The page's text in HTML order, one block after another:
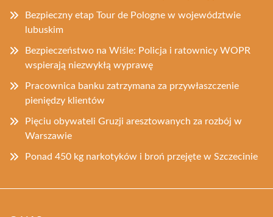
Bezpieczny etap Tour de Pologne w województwie
lubuskim
Bezpieczeństwo na Wiśle: Policja i ratownicy WOPR
wspierają niezwykłą wyprawę
Pracownica banku zatrzymana za przywłaszczenie
pieniędzy klientów
Pięciu obywateli Gruzji aresztowanych za rozbój w
Warszawie
Ponad 450 kg narkotyków i broń przejęte w Szczecinie